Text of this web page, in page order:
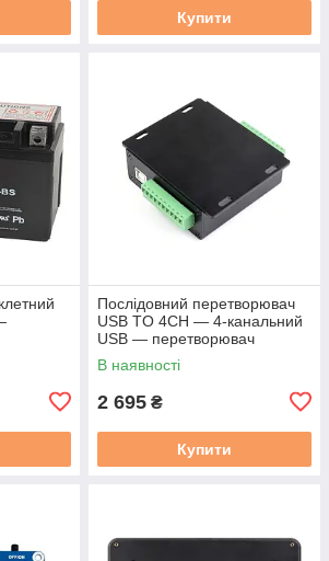
Купити
Послідовний перетворювач
USB TO 4CH — 4-канальний
USB — перетворювач
RS232/485/422/TTL
В наявності
2 695 ₴
Купити